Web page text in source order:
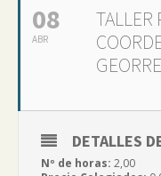
08
ABR
TALLER
DETALLES
Nº de horas: 2,00